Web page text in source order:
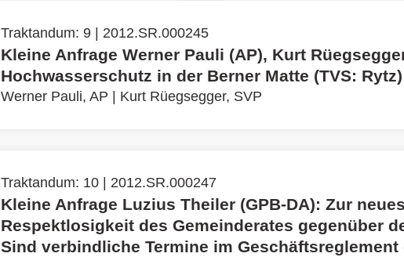
Traktandum: 9 | 2012.SR.000245
Kleine Anfrage Werner Pauli (AP), Kurt
Hochwasserschutz in der Berner Matte (TVS: Rytz)
Werner Pauli, AP Kurt Rüegsegger, SVP
Traktandum: 10 | 2012.SR.000247
Kleine Anfrage Luzius Theiler (GPB-DA): Zur
Respektlosigkeit des Gemeinderates gegenüber
Sind verbindliche Termine im Geschäftsreglement